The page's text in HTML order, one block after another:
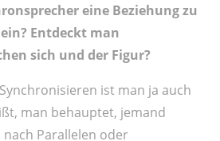
eine Beziehung zu
Entdeckt man
sich und der Figur?
ist man ja auch
man behauptet, jemand
Parallelen oder